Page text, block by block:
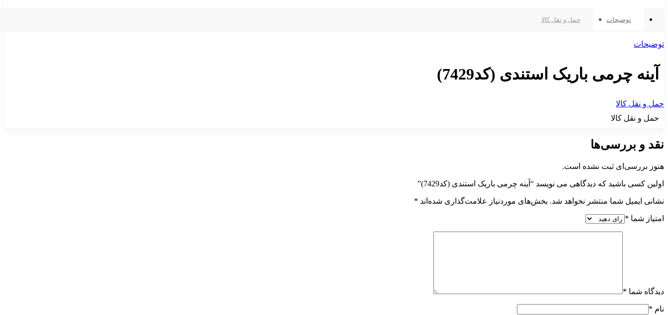
توضیحات حمل و نقل کالا
توضیحات
آینه چرمی باریک استندی (کد7429)
حمل و نقل کالا
حمل و نقل کالا
نقد و بررسی‌ها
هنوز بررسی‌ای ثبت نشده است.
اولین کسی باشید که دیدگاهی می نویسد “آینه چرمی باریک استندی (کد7429)”
نشانی ایمیل شما منتشر نخواهد شد. بخش‌های موردنیاز علامت‌گذاری شده‌اند *
امتیاز شما *
دیدگاه شما *
نام *